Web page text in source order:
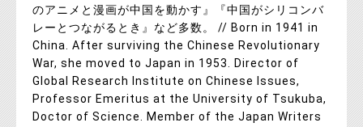
のアニメと漫画が中国を動かす』『中国がシリコンバ
レーとつながるとき』など多数。 // Born in 1941 in
China. After surviving the Chinese Revolutionary
War, she moved to Japan in 1953. Director of
Global Research Institute on Chinese Issues,
Professor Emeritus at the University of Tsukuba,
Doctor of Science. Member of the Japan Writers